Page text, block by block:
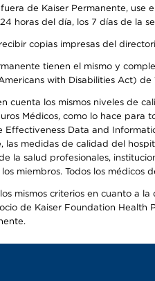
de Kaiser Permanente, use
horas del día, los 7 días de la
copias impresas del
tienen el mismo y
with Disabilities Act)
cuenta los mismos niveles de
Médicos, como lo hace para
Data and
medidas de calidad del
la salud profesionales,
miembros. Todos los
mismos criterios en cuanto a
de Kaiser Foundation Health